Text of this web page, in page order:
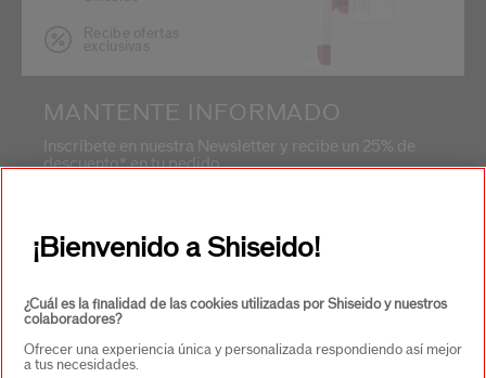
MANTENTE INFORMADO
Inscríbete en nuestra Newsletter y recibe un 25% de
descuento* en tu pedido.
¡Bienvenido a Shiseido!
¿Cuál es la finalidad de las cookies utilizadas por Shiseido y nuestros
colaboradores?
Ofrecer una experiencia única y personalizada respondiendo así mejor
a tus necesidades.